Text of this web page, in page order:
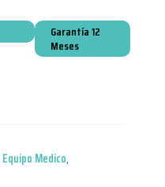
Garantía 12
Meses
Equipo Medico,